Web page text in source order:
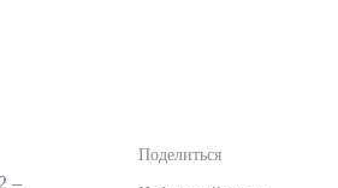
–
Поделиться